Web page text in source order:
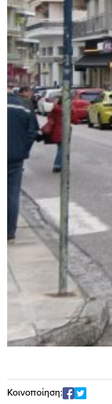
Κοινοποίηση: